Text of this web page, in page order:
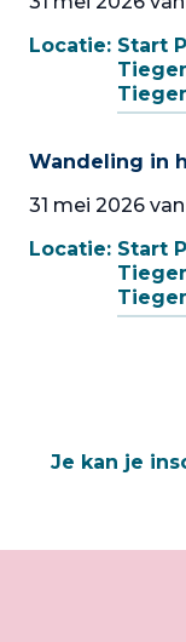
Locatie: Start
Wandeling in
31 mei 2026
Locatie: Start
Je kan je